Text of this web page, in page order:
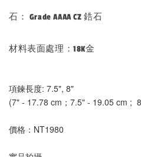
石： Grade AAAA CZ 鋯石
材料表面處理：18K金
項鍊長度: 7.5", 8"
(7" - 17.78 cm；7.5" - 19.05 cm ;
價格：NT1980